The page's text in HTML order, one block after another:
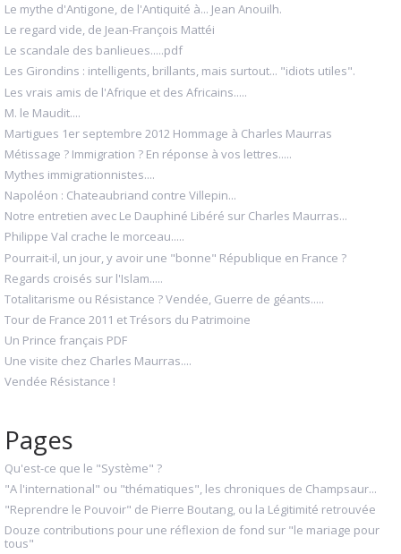
Le mythe d'Antigone, de l'Antiquité à... Jean Anouilh.
Le regard vide, de Jean-François Mattéi
Le scandale des banlieues.....pdf
Les Girondins : intelligents, brillants, mais surtout... "idiots utiles".
Les vrais amis de l'Afrique et des Africains.....
M. le Maudit....
Martigues 1er septembre 2012 Hommage à Charles Maurras
Métissage ? Immigration ? En réponse à vos lettres.....
Mythes immigrationnistes....
Napoléon : Chateaubriand contre Villepin...
Notre entretien avec Le Dauphiné Libéré sur Charles Maurras...
Philippe Val crache le morceau.....
Pourrait-il, un jour, y avoir une "bonne" République en France ?
Regards croisés sur l'Islam.....
Totalitarisme ou Résistance ? Vendée, Guerre de géants.....
Tour de France 2011 et Trésors du Patrimoine
Un Prince français PDF
Une visite chez Charles Maurras....
Vendée Résistance !
Pages
Qu'est-ce que le "Système" ?
"A l'international" ou "thématiques", les chroniques de Champsaur...
"Reprendre le Pouvoir" de Pierre Boutang, ou la Légitimité retrouvée
Douze contributions pour une réflexion de fond sur "le mariage pour
tous"